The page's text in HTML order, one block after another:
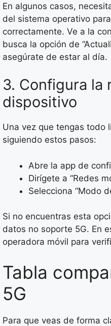
En algunos casos,
del sistema operativo
correctamente. Ve a la
busca la opción de
asegúrate de estar al día.
3. Configura la
dispositivo
Una vez que tengas todo
siguiendo estos pasos:
Abre la app de
Dirígete a “Redes
Selecciona “Modo
Si no encuentras esta
datos no soporte 5G. En
operadora móvil para
Tabla
5G
Para que veas de forma